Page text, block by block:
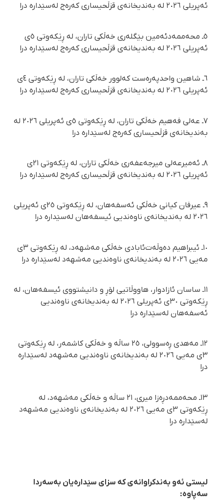
ئەپریلی ٢٠٢٦ لە بەندیخانەی قزڵحیساری کەرەج لەسێدارە درا
٥ـ محەممەدئەمین بێگلەری خەڵکی تاران، لە ڕێکەوتی ٥ی
ئەپریلی ٢٠٢٦ لە بەندیخانەی قزڵحیساری کەرەج لەسێدارە درا
٦ـ شاهین واحدپەرەست کەلوور خەڵکی تاران، لە ڕێکەوتی ٤ی
ئەپریلی ٢٠٢٦ لە بەندیخانەی قزڵحیساری کەرەج لەسێدارە درا
٧ـ عەلی فەهیم خەڵکی تاران، لە ڕێکەوتی ٥ی ئەپریلی ٢٠٢٦ لە
بەندیخانەی قزڵحیساری کەرەج لەسێدارە درا
٨ـ ئەمیرعەلی میرجەعفەری خەڵکی تاران، لە ڕێکەوتی ٢١ی
ئەپریلی ٢٠٢٦ لە بەندیخانەی قزڵحیساری کەرەج لەسێدارە درا
٩ـ عیرفان کیانی خەڵکی ئەسفەهان، لە ڕێکەوتی ٢٥ی ئەپریلی
٢٠٢٦ لە بەندیخانەی ناوەندیی ئیسفەهان لەسێدارە درا
١٠ـ ئیبراهیم دەوڵەت‌ئابادی خەڵکی مەشهەد، لە ڕێکەوتی ٣ی
مەیی ٢٠٢٦ لە بەندیخانەی ناوەندیی مەشهەد لەسێدارە درا
١١ـ ساسان ئازادوار، هاووڵاتیی لۆڕ و دانیشتووی ئیسفەهان، لە
ڕێکەوتی ٣٠ی ئەپریلی ٢٠٢٦ لە بەندیخانەی ناوەندیی
ئەسفەهان لەسێدارە درا
١٢ـ مەهدی ڕەسوولی، ٢٥ ساڵە و خەڵکی کاشمەر، لە ڕێکەوتی
٣ی مەیی ٢٠٢٦ لە بەندیخانەی ناوەندیی مەشهەد لەسێدارە
درا
١٣ـ محەممەدڕەزا میری، ٢١ ساڵە و خەڵکی مەشهەد، لە
ڕێکەوتی ٣ی مەیی ٢٠٢٦ لە بەندیخانەی ناوەندیی مەشهەد
لەسێدارە درا
لیستی ئەو بەندکراوانەی کە سزای سێدارەیان بەسەردا
سەپاوە: